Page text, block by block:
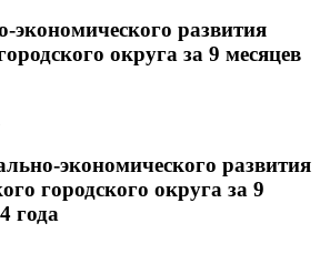
экономического развития
округа за 9 месяцев
экономического развития
городского округа за 9
года